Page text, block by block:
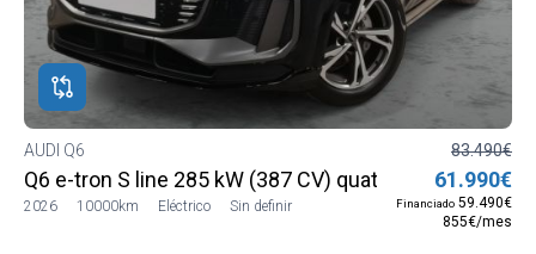
AUDI Q6
Q6 e-tron S line 285 kW (387 CV) quattro
2026 10000km Eléctrico Sin definir
83.490€
61.990€
Financiado 59.490€
855€/mes